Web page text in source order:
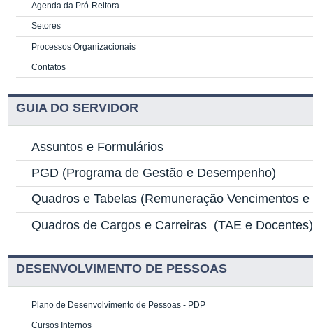
Agenda da Pró-Reitora
Setores
Processos Organizacionais
Contatos
GUIA DO SERVIDOR
Assuntos e Formulários
PGD (Programa de Gestão e Desempenho)
Quadros e Tabelas (Remuneração Vencimentos
Quadros de Cargos e Carreiras (TAE e Docentes)
DESENVOLVIMENTO DE PESSOAS
Plano de Desenvolvimento de Pessoas - PDP
Cursos Internos